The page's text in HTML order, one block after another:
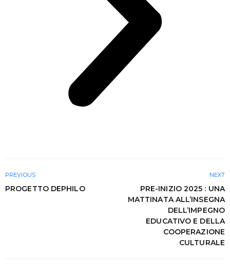
PREVIOUS
PROGETTO DEPHILO
NEXT
PRE-INIZIO 2025 : UNA
MATTINATA ALL’INSEGNA
DELL’IMPEGNO
EDUCATIVO E DELLA
COOPERAZIONE
CULTURALE